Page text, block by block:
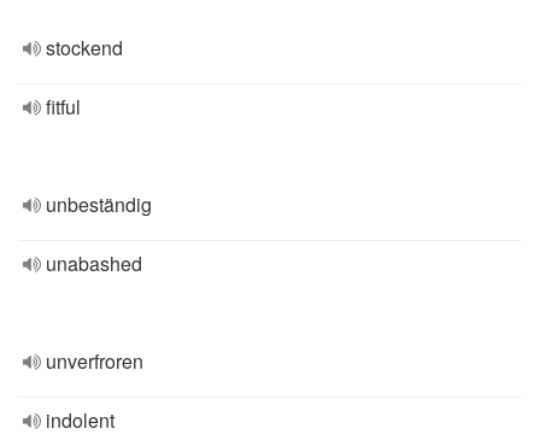
stockend
fitful
unbeständig
unabashed
unverfroren
indolent